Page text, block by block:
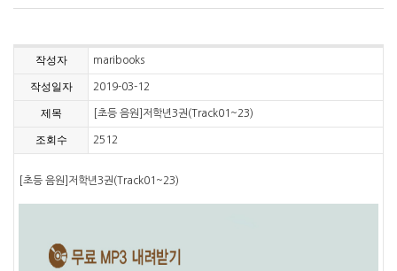
작성자 maribooks
작성일자 2019-03-12
제목 [초등 음원]저학년3권(Track01~23)
조회수 2512
[초등 음원]저학년3권(Track01~23)